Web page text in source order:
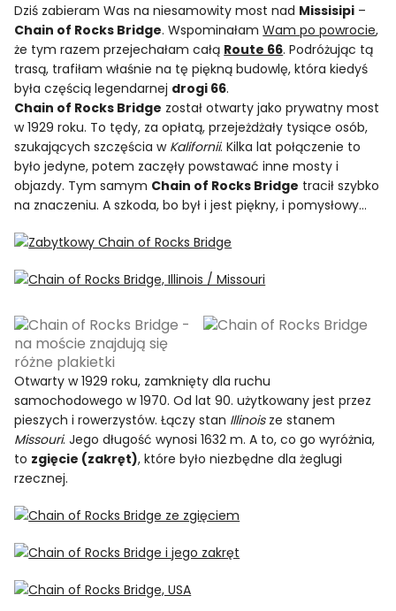
Dziś zabieram Was na niesamowity most nad Missisipi –
Chain of Rocks Bridge. WspominałamWam po powrocie,
że tym razem przejechałam całą Route 66. Podróżując tą
trasą, trafiłam właśnie na tę piękną budowlę, która kiedyś
była częścią legendarnej drogi 66.
Chain of Rocks Bridge został otwarty jako prywatny most
w 1929 roku. To tędy, za opłatą, przejeżdżały tysiące osób,
szukających szczęścia w Kalifornii. Kilka lat połączenie to
było jedyne, potem zaczęły powstawać inne mosty i
objazdy. Tym samym Chain of Rocks Bridge tracił szybko
na znaczeniu. A szkoda, bo był i jest piękny, i pomysłowy…
Otwarty w 1929 roku, zamknięty dla ruchu
samochodowego w 1970. Od lat 90. użytkowany jest przez
pieszych i rowerzystów. Łączy stan Illinoisze stanem
Missouri. Jego długość wynosi 1632 m. A to, co go wyróżnia,
to zgięcie (zakręt), które było niezbędne dla żeglugi
rzecznej.